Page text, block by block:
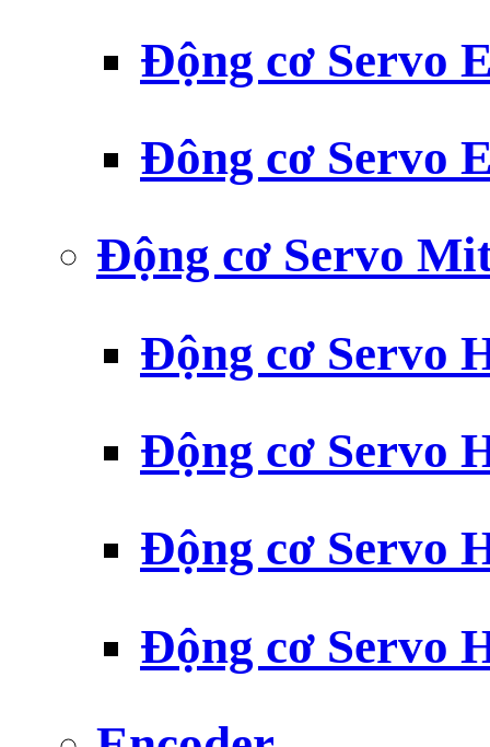
Động cơ Servo
Đông cơ Servo
Động cơ Servo
Động cơ Servo
Động cơ Servo
Động cơ Servo
Động cơ Servo